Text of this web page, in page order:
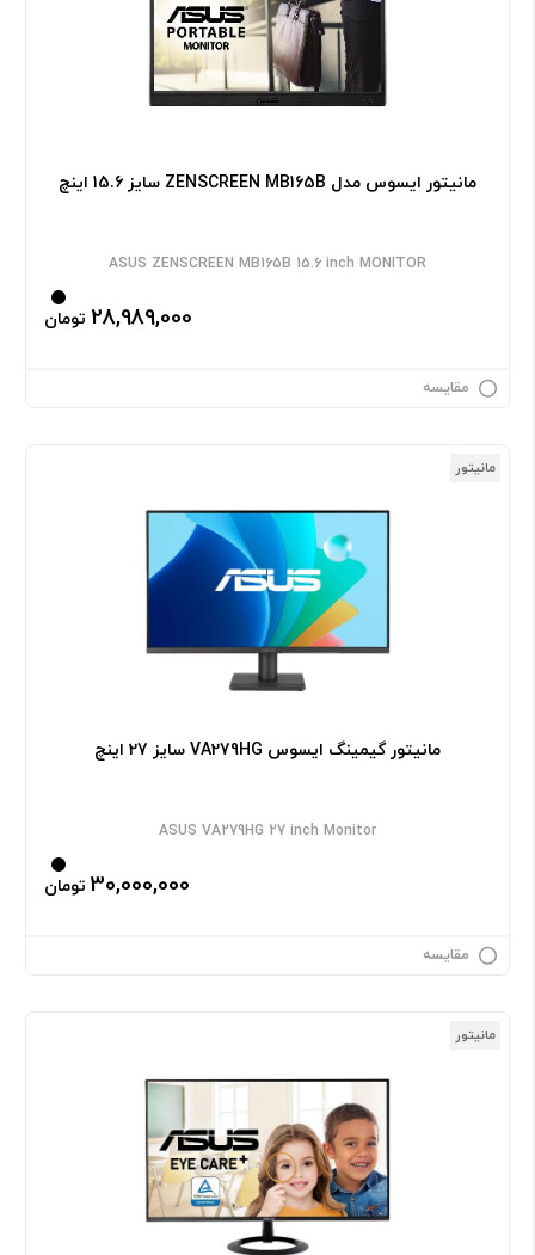
مانیتور ایسوس مدل ZENSCREEN MB165B سایز 15.6 اینچ
ASUS ZENSCREEN MB165B 15.6 inch MONITOR
28,989,000 تومان
مقایسه
مانیتور
مانیتور گیمینگ ایسوس VA279HG سایز 27 اینچ
ASUS VA279HG 27 inch Monitor
30,000,000 تومان
مقایسه
مانیتور